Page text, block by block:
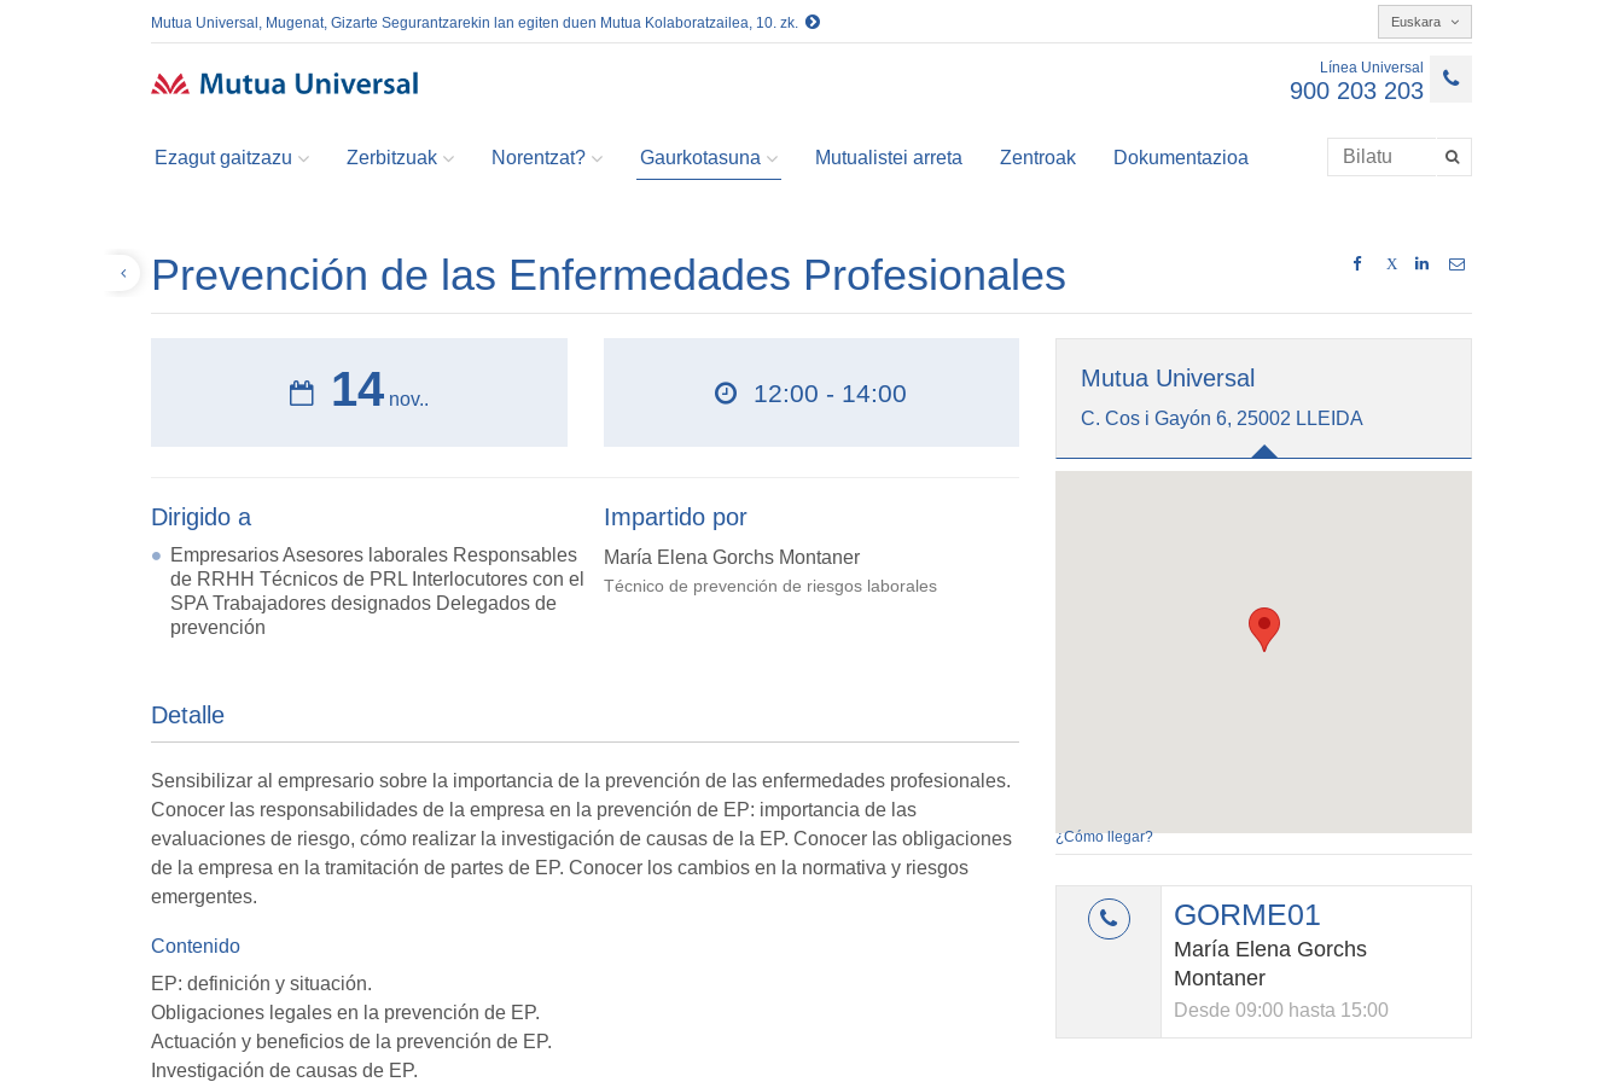
Mutua Universal, Mugenat, Gizarte Segurantzarekin lan egiten duen Mutua Kolaboratzailea, 10. zk. Euskara
Línea Universal
900 203 203
Ezagut gaitzazu Zerbitzuak Norentzat? Gaurkotasuna Mutualistei arreta Zentroak Dokumentazioa
X
Prevención de las Enfermedades Profesionales
14 nov.. 12:00 - 14:00
Dirigido a
Empresarios Asesores laborales Responsables
de RRHH Técnicos de PRL Interlocutores con el
SPA Trabajadores designados Delegados de
prevención
Impartido por
María Elena Gorchs Montaner
Técnico de prevención de riesgos laborales
Detalle
Sensibilizar al empresario sobre la importancia de la prevención de las enfermedades profesionales.
Conocer las responsabilidades de la empresa en la prevención de EP: importancia de las
evaluaciones de riesgo, cómo realizar la investigación de causas de la EP. Conocer las obligaciones
de la empresa en la tramitación de partes de EP. Conocer los cambios en la normativa y riesgos
emergentes.
Contenido
EP: definición y situación.
Obligaciones legales en la prevención de EP.
Actuación y beneficios de la prevención de EP.
Investigación de causas de EP.
Mutua Universal
C. Cos i Gayón 6, 25002 LLEIDA
¿Cómo llegar?
GORME01
María Elena Gorchs
Montaner
Desde 09:00 hasta 15:00